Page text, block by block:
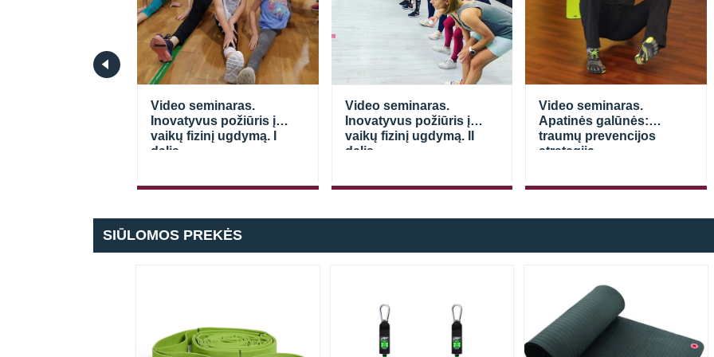
Video seminaras.
Inovatyvus požiūris į
vaikų fizinį ugdymą. I
dalis
Video seminaras.
Inovatyvus požiūris į
vaikų fizinį ugdymą. II
dalis
Video seminaras.
Apatinės galūnės:
traumų prevencijos
strategija.
SIŪLOMOS PREKĖS
Prisijungti
Atsiminti mane